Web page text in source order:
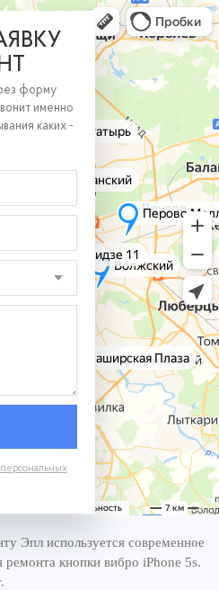
форму
именно
каких -
Эпл используется современное
кнопки вибро iPhone 5s.